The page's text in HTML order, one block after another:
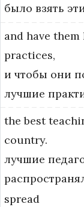
было взять
and have them
practices,
и чтобы они
лучшие
the best
country.
лучшие
spread